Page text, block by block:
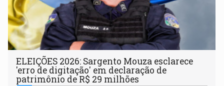
ELEIÇÕES 2026: Sargento Mouza esclarece
'erro de digitação' em declaração de
patrimônio de R$ 29 milhões